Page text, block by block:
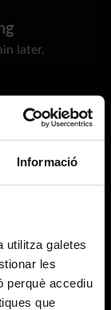
Informació
utilitza galetes
les
perquè accediu
que
later.